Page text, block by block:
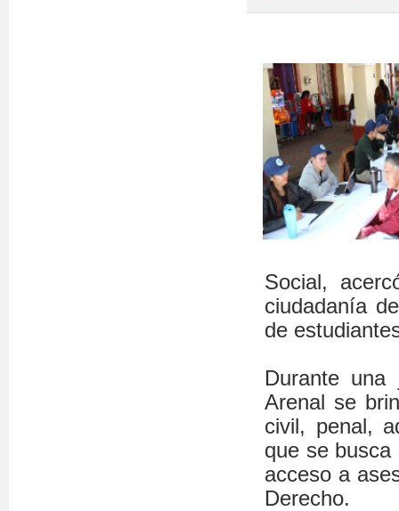
Social,
ciudadanía
de
Durante
Arenal se
civil, penal,
que se
acceso a
Derecho.